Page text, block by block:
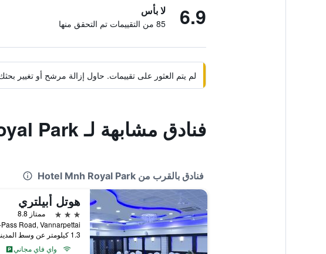
6.9 لا بأس
85 من التقييمات تم التحقق منها
لم يتم العثور على تقييمات. حاول إزالة مرشح أو تغيير
فنادق مشابهة لـ Hotel Mnh Royal Park
فنادق بالقرب من Hotel Mnh Royal Park
هوتل أبيلتري
3 نجوم
ممتاز 8.8
1.3 كيلومتر عن وسط المدينة
واي فاي مجاني